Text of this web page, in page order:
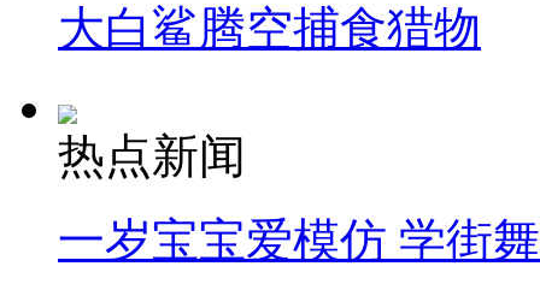
大白鲨腾空捕食猎物
热点新闻
一岁宝宝爱模仿 学街